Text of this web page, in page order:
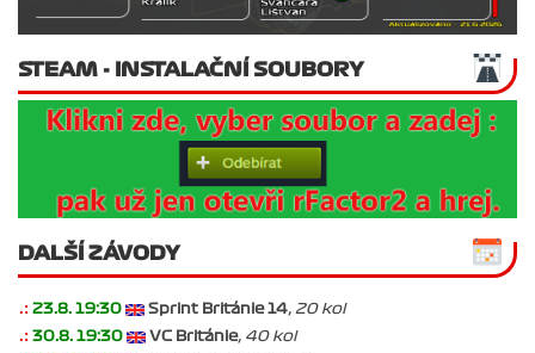
STEAM - INSTALAČNÍ SOUBORY
DALŠÍ ZÁVODY
.: 23.8. 19:30 Sprint Británie 14, 20 kol
.: 30.8. 19:30 VC Británie, 40 kol